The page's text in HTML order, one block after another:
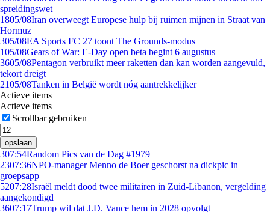
spreidingswet
1805/08Iran overweegt Europese hulp bij ruimen mijnen in Straat van
Hormuz
305/08EA Sports FC 27 toont The Grounds-modus
105/08Gears of War: E-Day open beta begint 6 augustus
3605/08Pentagon verbruikt meer raketten dan kan worden aangevuld,
tekort dreigt
2105/08Tanken in België wordt nóg aantrekkelijker
Actieve items
Actieve items
Scrollbar gebruiken
opslaan
307:54Random Pics van de Dag #1979
2307:36NPO-manager Menno de Boer geschorst na dickpic in
groepsapp
5207:28Israël meldt dood twee militairen in Zuid-Libanon, vergelding
aangekondigd
3607:17Trump wil dat J.D. Vance hem in 2028 opvolgt